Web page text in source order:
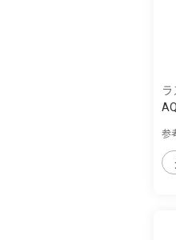
参